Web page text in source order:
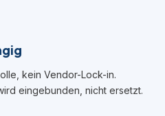
kein Vendor-Lock-in.
eingebunden, nicht ersetzt.